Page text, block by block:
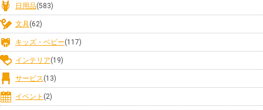
日用品(583)
文具(62)
キッズ・ベビー(117)
インテリア(19)
サービス(13)
イベント (2)